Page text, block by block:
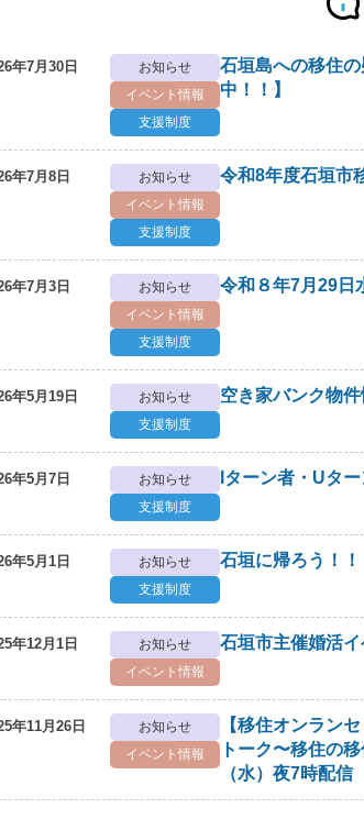
年7月30日
お知らせ
イベント情報
支援制度
石垣島への移住
中！！】
年7月8日
お知らせ
イベント情報
支援制度
令和8年度石垣市
年7月3日
お知らせ
イベント情報
支援制度
令和８年7月29日
年5月19日
お知らせ
支援制度
空き家バンク物件
年5月7日
お知らせ
支援制度
Iターン者・Uタ
年5月1日
お知らせ
支援制度
石垣に帰ろう！
年12月1日
お知らせ
イベント情報
石垣市主催婚活
年11月26日
お知らせ
イベント情報
【移住オンラン
トーク〜移住の
（水）夜7時配信